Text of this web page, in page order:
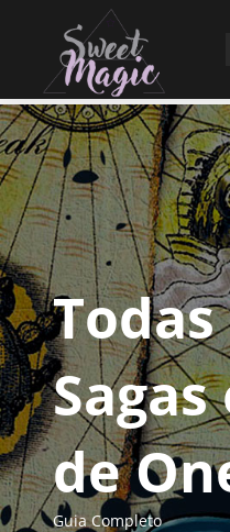
Todas
de
Guia Completo